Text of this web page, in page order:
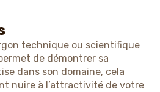
technique ou scientifique
de démontrer sa
dans son domaine, cela
nuire à l’attractivité de votre